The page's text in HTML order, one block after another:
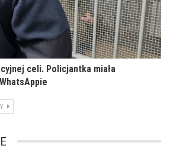
celi. Policjantka miała